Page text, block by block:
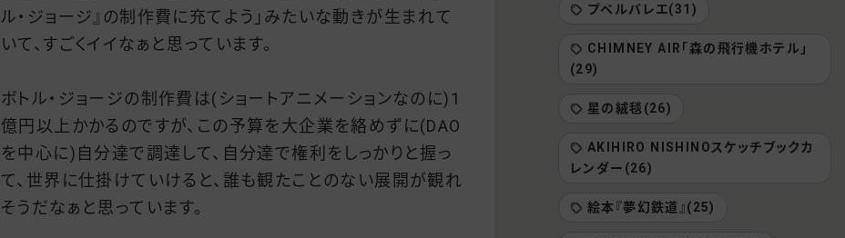
ル・ジョージ』の制作費に充てよう」みたいな動きが生まれて
いて、すごくイイなぁと思っています。
ボトル・ジョージの制作費は(ショートアニメーションなのに)1
億円以上かかるのですが、この予算を大企業を絡めずに(DAO
を中心に)自分達で調達して、自分達で権利をしっかりと握っ
て、世界に仕掛けていけると、誰も観たことのない展開が観れ
そうだなぁと思っています。
プペルバレエ(31)
CHIMNEY AIR「森の飛行機ホテル」
(29)
星の絨毯(26)
AKIHIRO NISHINOスケッチブックカ
レンダー(26)
絵本『夢幻鉄道』(25)